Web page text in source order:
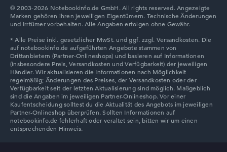
Lenovo Chromebook
Lenovo LOQ
© 2003-2026 Notebookinfo.de GmbH. All rights reserved. Angezeigte
Marken gehören ihren jeweiligen Eigentümern. Technische Änderungen
und Irrtümer vorbehalten. Alle Angaben erfolgen ohne Gewähr.